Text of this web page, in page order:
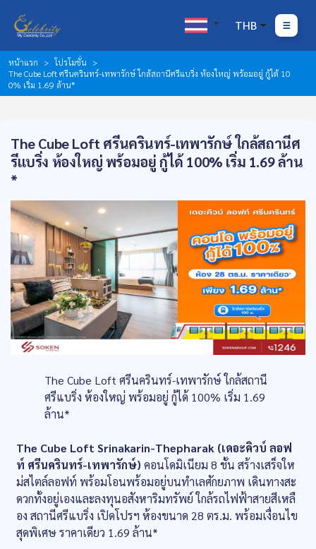
THB
หน้าแรก
โปรโมชั่น
The Cube Loft ศรีนครินทร์-เทพารักษ์ ใกล้สถานีศรีแบริ่ง ห้องใหญ่ พร้อมอยู่ กู้ได้ 10
0% เริ่ม 1.69 ล้าน*
The Cube Loft ศรีนครินทร์-เทพารักษ์ ใกล้สถานีศ
รีแบริ่ง ห้องใหญ่ พร้อมอยู่ กู้ได้ 100% เริ่ม 1.69 ล้าน
*
The Cube Loft ศรีนครินทร์-เทพารักษ์ ใกล้สถานี
ศรีแบริ่ง ห้องใหญ่ พร้อมอยู่ กู้ได้ 100% เริ่ม 1.69
ล้าน*
The Cube Loft Srinakarin-Thepharak (เดอะคิวบ์ ลอฟ
ท์ ศรีนครินทร์-เทพารักษ์) คอนโดมิเนียม 8 ชั้น สร้างเสร็จให
ม่สไตล์ลอฟท์ พร้อมโอนพร้อมอยู่บนทำเลศักยภาพ เดินทางสะ
ดวกทั้งอยู่เองและลงทุนอสังหาริมทรัพย์ ใกล้รถไฟฟ้าสายสีเหลื
อง สถานีศรีแบริ่ง เปิดโปรฯ ห้องขนาด 28 ตร.ม. พร้อมเงื่อนไข
สุดพิเศษ ราคาเดียว 1.69 ล้าน*